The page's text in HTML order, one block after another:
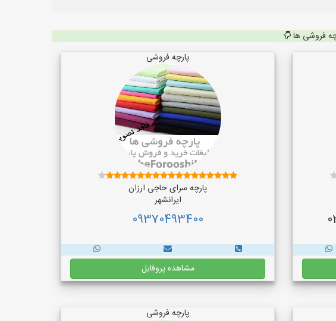
فروشی ها
پارچه فروشی
پارچه سرای حاجی ارزان
ایرانشهر
09370493400
مشاهده پروفایل
پارچه فروشی